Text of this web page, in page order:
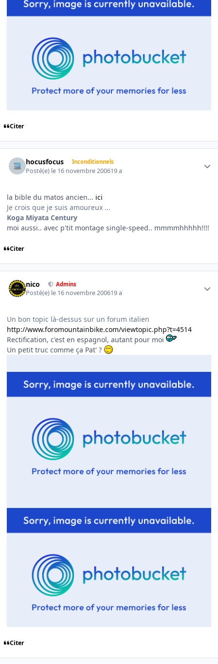
Citer
hocusfocus Inconditionnels
Posté(e) le 16 novembre 200619 a
la bible du matos ancien... ici
Je crois que je suis amoureux ...
Koga Miyata Century
moi aussi.. avec p'tit montage single-speed.. mmmmhhhhh!!!!
Citer
nico Admins
Posté(e) le 16 novembre 200619 a
Un bon topic là-dessus sur un forum italien
http://www.foromountainbike.com/viewtopic.php?t=4514
Rectification, c'est en espagnol, autant pour moi
Un petit truc comme ça Pat' ?
Citer